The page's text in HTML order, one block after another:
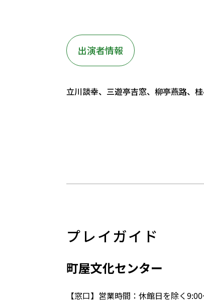
出演者情報
立川談幸、三遊亭吉窓、柳亭燕路、
プレイガイド
町屋文化センター
【窓口】営業時間：休館日を除く